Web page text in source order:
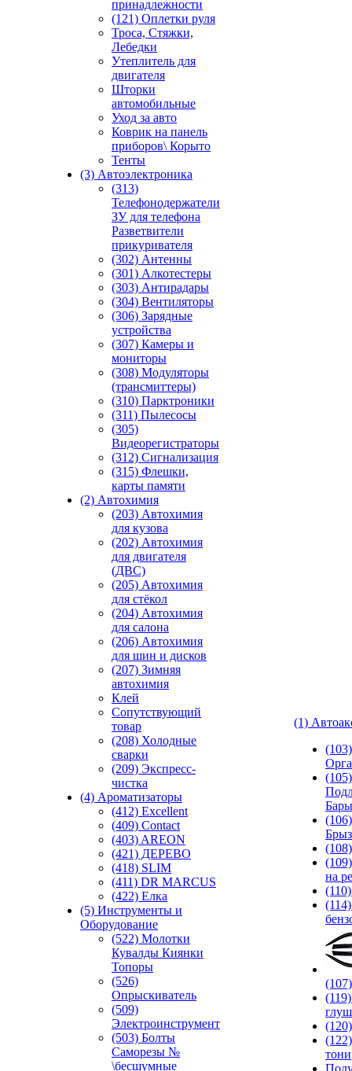
принадлежности
(121) Оплетки руля
Троса, Стяжки,
Лебедки
Утеплитель для
двигателя
Шторки
автомобильные
Уход за авто
Коврик на панель
приборов\ Корыто
Тенты
(3) Автоэлектроника
(313)
Телефонодержатели
ЗУ для телефона
Разветвители
прикуривателя
(302) Антенны
(301) Алкотестеры
(303) Антирадары
(304) Вентиляторы
(306) Зарядные
устройства
(307) Камеры и
мониторы
(308) Модуляторы
(трансмиттеры)
(310) Парктроники
(311) Пылесосы
(305)
Видеорегистраторы
(312) Сигнализация
(315) Флешки,
карты памяти
(2) Автохимия
(203) Автохимия
для кузова
(202) Автохимия
для двигателя
(ДВС)
(205) Автохимия
для стёкол
(204) Автохимия
для салона
(206) Автохимия
для шин и дисков
(207) Зимняя
автохимия
Клей
Сопутствующий
товар
(208) Холодные
сварки
(209) Экспреcс-
чистка
(4) Ароматизаторы
(412) Excellent
(409) Contact
(403) AREON
(421) ДЕРЕВО
(418) SLIM
(411) DR MARCUS
(422) Елка
(5) Инструменты и
Оборудование
(522) Молотки
Кувалды Киянки
Топоры
(526)
Опрыскиватель
(509)
Электроинструмент
(503) Болты
Саморезы №
\бесшумные
(1)
(105)
Бары
(106)
на